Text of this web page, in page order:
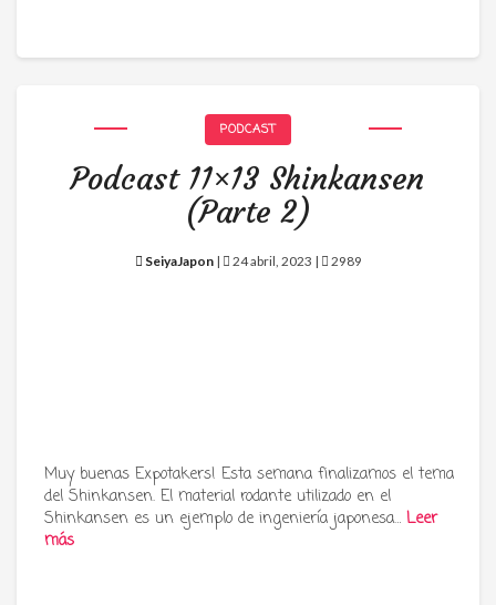
PODCAST
Podcast 11×13 Shinkansen
(Parte 2)
SeiyaJapon| 24 abril, 2023 | 2989
Muy buenas Expotakers! Esta semana finalizamos el tema
del Shinkansen. El material rodante utilizado en el
Shinkansen es un ejemplo de ingeniería japonesa… Leer
más